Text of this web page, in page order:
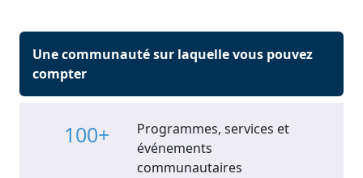
Une communauté sur laquelle vous pouvez
compter
100+
Programmes, services et
événements
communautaires